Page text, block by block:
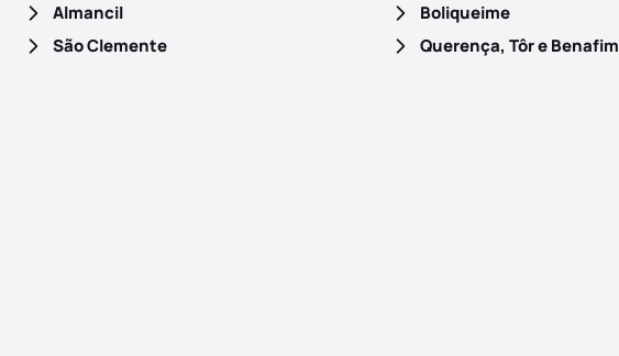
Almancil Boliqueime
São Clemente
Querença, Tôr e Benafim